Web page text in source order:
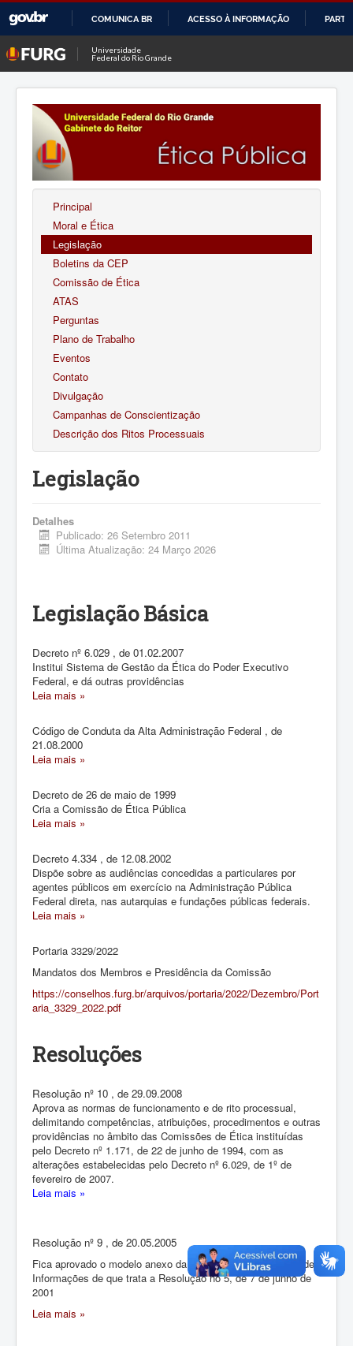
O
CONTEÚDO
COMUNICA BR ACESSO À INFORMAÇÃO
Universidade
Federal do Rio Grande
Principal
Moral e Ética
Legislação
Boletins da CEP
Comissão de Ética
ATAS
Perguntas
Plano de Trabalho
Eventos
Contato
Divulgação
Campanhas de Conscientização
Descrição dos Ritos Processuais
Legislação
Detalhes
Publicado: 26 Setembro 2011
Última Atualização: 24 Março 2026
Legislação Básica
Decreto nº 6.029 , de 01.02.2007
Institui Sistema de Gestão da Ética do Poder Executivo
Federal, e dá outras providências
Leia mais »
Código de Conduta da Alta Administração Federal , de
21.08.2000
Leia mais »
Decreto de 26 de maio de 1999
Cria a Comissão de Ética Pública
Leia mais »
Decreto 4.334 , de 12.08.2002
Dispõe sobre as audiências concedidas a particulares por
agentes públicos em exercício na Administração Pública
Federal direta, nas autarquias e fundações públicas federais.
Leia mais »
Portaria 3329/2022
Mandatos dos Membros e Presidência da Comissão
https://conselhos.furg.br/arquivos/portaria/2022/Dezembro/Port
aria_3329_2022.pdf
Resoluções
Resolução nº 10 , de 29.09.2008
Aprova as normas de funcionamento e de rito processual,
delimitando competências, atribuições, procedimentos e outras
providências no âmbito das Comissões de Ética instituídas
pelo Decreto nº 1.171, de 22 de junho de 1994, com as
alterações estabelecidas pelo Decreto nº 6.029, de 1º de
fevereiro de 2007.
Leia mais »
Resolução nº 9 , de 20.05.2005
Fica aprovado o modelo anexo da Declaração Confidencial de
Informações de que trata a Resolução no 5, de 7 de junho de
2001
Leia mais »